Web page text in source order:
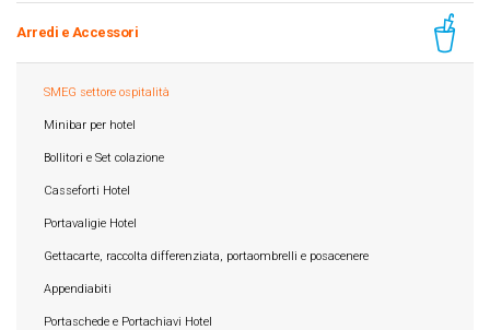
Arredi e Accessori
SMEG settore ospitalità
Minibar per hotel
Bollitori e Set colazione
Casseforti Hotel
Portavaligie Hotel
Gettacarte, raccolta differenziata, portaombrelli e posacenere
Appendiabiti
Portaschede e Portachiavi Hotel